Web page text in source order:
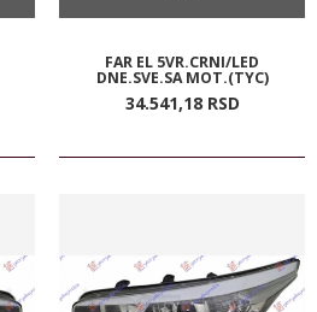
FAR EL 5VR.CRNI/LED
DNE.SVE.SA MOT.(TYC)
34.541,18 RSD